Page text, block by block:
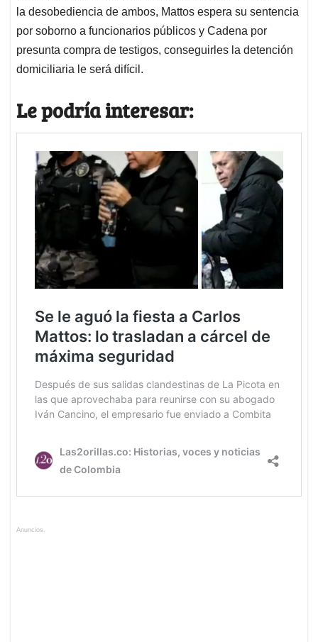
la desobediencia de ambos, Mattos espera su sentencia
por soborno a funcionarios públicos y Cadena por
presunta compra de testigos, conseguirles la detención
domiciliaria le será difícil.
Le podría interesar:
Anuncios.